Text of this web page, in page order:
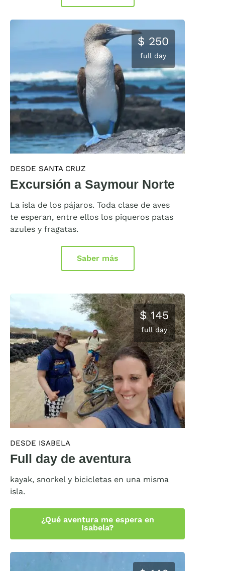
$ 250
full day
DESDE SANTA CRUZ
Excursión a Saymour Norte
La isla de los pájaros. Toda clase de aves
te esperan, entre ellos los piqueros patas
azules y fragatas.
Saber más
$ 145
full day
DESDE ISABELA
Full day de aventura
kayak, snorkel y bicicletas en una misma
isla.
¿Qué aventura me espera en
Isabela?